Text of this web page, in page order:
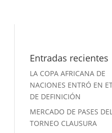
Entradas recientes
LA COPA AFRICANA DE
NACIONES ENTRÓ EN
DE DEFINICIÓN
MERCADO DE PASES
TORNEO CLAUSURA